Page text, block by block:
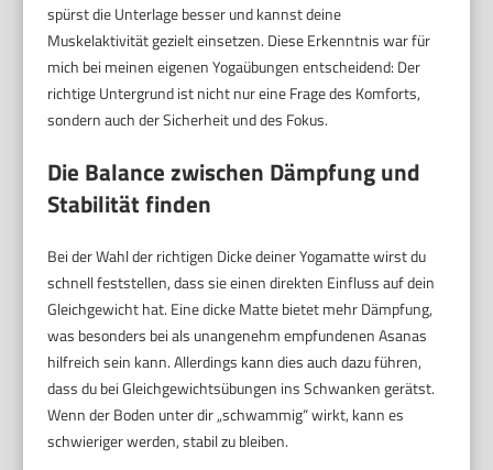
spürst die Unterlage besser und kannst deine
Muskelaktivität gezielt einsetzen. Diese Erkenntnis war für
mich bei meinen eigenen Yogaübungen entscheidend: Der
richtige Untergrund ist nicht nur eine Frage des Komforts,
sondern auch der Sicherheit und des Fokus.
Die Balance zwischen Dämpfung und
Stabilität finden
Bei der Wahl der richtigen Dicke deiner Yogamatte wirst du
schnell feststellen, dass sie einen direkten Einfluss auf dein
Gleichgewicht hat. Eine dicke Matte bietet mehr Dämpfung,
was besonders bei als unangenehm empfundenen Asanas
hilfreich sein kann. Allerdings kann dies auch dazu führen,
dass du bei Gleichgewichtsübungen ins Schwanken gerätst.
Wenn der Boden unter dir „schwammig“ wirkt, kann es
schwieriger werden, stabil zu bleiben.